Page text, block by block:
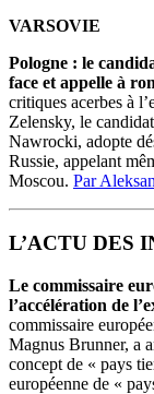
VARSOVIE
Pologne : le
face et appelle à
critiques acerbes à
Zelensky, le
Nawrocki, adopte
Russie, appelant
Moscou. Par
L’ACTU DES
Le commissaire
l’accélération de
commissaire
Magnus Brunner, a
concept de « pays
européenne de «